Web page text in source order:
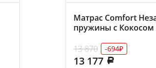
Матрас Comfort
пружины с Кокосом
13 870
-694₽
13 177